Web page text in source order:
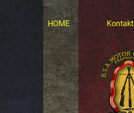
HOME Kontakt